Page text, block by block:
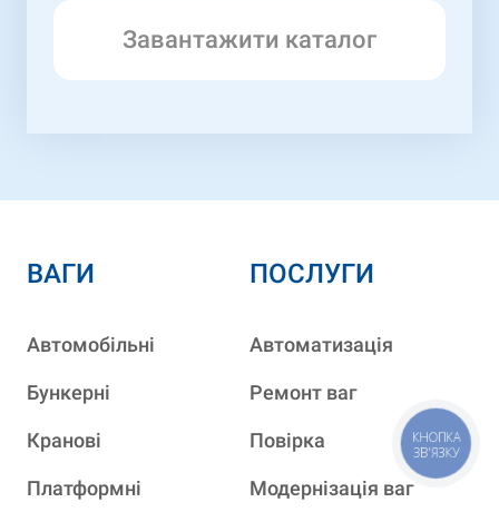
Завантажити каталог
ВАГИ
Автомобільні
Бункерні
Кранові
Платформні
ПОСЛУГИ
Автоматизація
Ремонт ваг
Повірка
Модернізація ваг
КНОПКА
ЗВ'ЯЗКУ